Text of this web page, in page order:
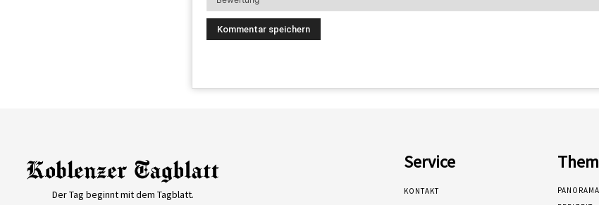
Der Tag beginnt mit dem Tagblatt.
Service
KONTAKT
PANORAMA